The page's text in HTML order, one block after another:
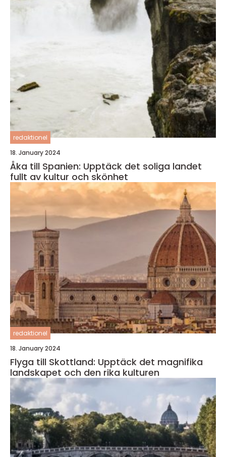
redaktionel
18. January 2024
Åka till Spanien: Upptäck det soliga landet
fullt av kultur och skönhet
redaktionel
18. January 2024
Flyga till Skottland: Upptäck det magnifika
landskapet och den rika kulturen